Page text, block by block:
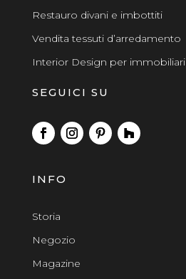
Restauro divani e imbottiti
Vendita tessuti d’arredamento
Interior Design per immobiliari
SEGUICI SU
INFO
Storia
Negozio
Magazine